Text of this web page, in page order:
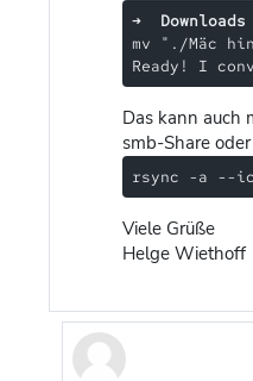
➜ Downloads
mv "./Mäc hinzufügen
Das kann auch
smb-Share
rsync -a --
Viele Grüße
Helge Wiethoff